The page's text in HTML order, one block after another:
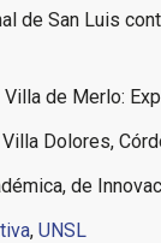
de San Luis
de Merlo:
Dolores,
de
, UNSL